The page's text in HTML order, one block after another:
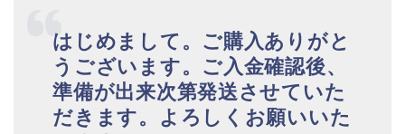
はじめまして。ご購入ありがと
うございます。ご入金確認後、
準備が出来次第発送させていた
だきます。よろしくお願いいた